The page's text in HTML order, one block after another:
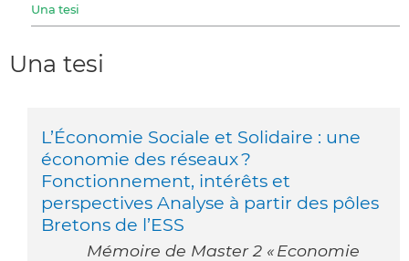
Una tesi
Una tesi
L’Économie Sociale et Solidaire : une
économie des réseaux ?
Fonctionnement, intérêts et
perspectives Analyse à partir des pôles
Bretons de l’ESS
Mémoire de Master 2 « Economie